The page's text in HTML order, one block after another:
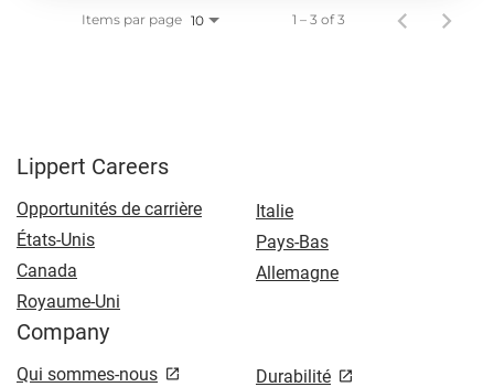
Items par page 10 1 – 3 of 3
Lippert Careers
Opportunités de carrière
États-Unis
Canada
Royaume-Uni
Italie
Pays-Bas
Allemagne
Company
Qui sommes-nous
Durabilité